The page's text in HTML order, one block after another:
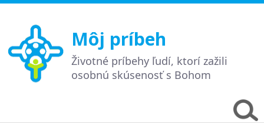
Môj príbeh
Životné príbehy ľudí, ktorí zažili
osobnú skúsenosť s Bohom